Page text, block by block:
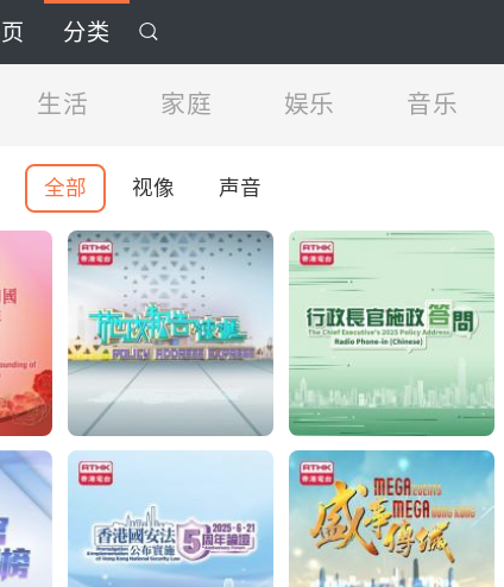
分类
生活 家庭 娱乐 音乐
全部 视像 声音